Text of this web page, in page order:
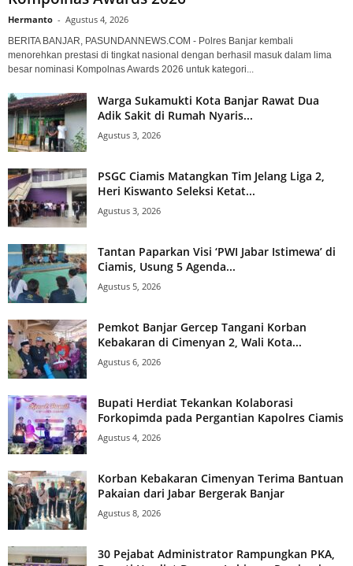
Hermanto - Agustus 4, 2026
BERITA BANJAR, PASUNDANNEWS.COM - Polres Banjar kembali
menorehkan prestasi di tingkat nasional dengan berhasil masuk dalam lima
besar nominasi Kompolnas Awards 2026 untuk kategori...
Warga Sukamukti Kota Banjar Rawat Dua
Adik Sakit di Rumah Nyaris...
Agustus 3, 2026
PSGC Ciamis Matangkan Tim Jelang Liga 2,
Heri Kiswanto Seleksi Ketat...
Agustus 3, 2026
Tantan Paparkan Visi ‘PWI Jabar Istimewa’ di
Ciamis, Usung 5 Agenda...
Agustus 5, 2026
Pemkot Banjar Gercep Tangani Korban
Kebakaran di Cimenyan 2, Wali Kota...
Agustus 6, 2026
Bupati Herdiat Tekankan Kolaborasi
Forkopimda pada Pergantian Kapolres Ciamis
Agustus 4, 2026
Korban Kebakaran Cimenyan Terima Bantuan
Pakaian dari Jabar Bergerak Banjar
Agustus 8, 2026
30 Pejabat Administrator Rampungkan PKA,